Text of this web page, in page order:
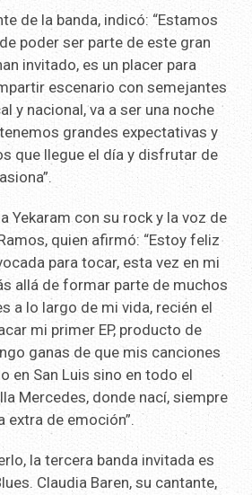
de la banda, indicó: “Estamos
poder ser parte de este gran
invitado, es un placer para
escenario con semejantes
y nacional, va a ser una noche
grandes expectativas y
que llegue el día y disfrutar de
Yekaram con su rock y la voz de
quien afirmó: “Estoy feliz
para tocar, esta vez en mi
allá de formar parte de muchos
a lo largo de mi vida, recién el
mi primer EP, producto de
ganas de que mis canciones
en San Luis sino en todo el
Mercedes, donde nací, siempre
extra de emoción”.
la tercera banda invitada es
Claudia Baren, su cantante,